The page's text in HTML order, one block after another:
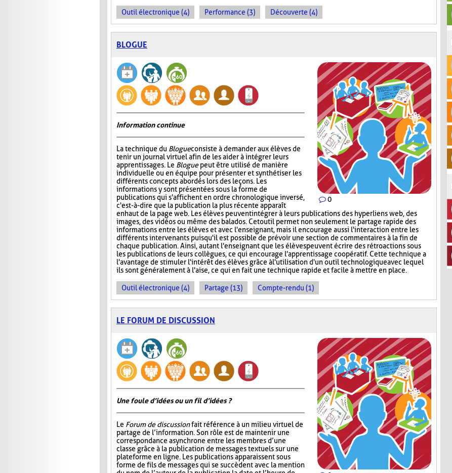
Outil électronique (4) Performance (3) Découverte (4)
BLOGUE
0
Information continue
La technique du Blogueconsiste à demander aux élèves de
tenir un journal virtuel afin de les aider à intégrer leurs
apprentissages. Le Bloguepeut être utilisé de manière
individuelle ou en équipe pour présenter et synthétiser les
différents concepts abordés lors des leçons. Les
informations y sont présentées sous la forme de
publications qui s'affichent en ordre chronologique inversé,
c'est-à-dire que la publication la plus récente apparaît
en haut de la page web. Les élèves peuvent intégrer à leurs publications des hyperliens web, des
images, des vidéos ou même des balados. Cet outil permet non seulement le partage rapide des
informations entre les élèves et avec l'enseignant, mais il encourage aussi l'interaction entre les
différents intervenants puisqu'il est possible de prévoir une section de commentaires à la fin de
chaque publication. Ainsi, autant l'enseignant que les élèves peuvent écrire des rétroactions sous
les publications de leurs collègues, ce qui encourage l'apprentissage coopératif. Cette technique a
l'avantage de stimuler l'intérêt des élèves grâce à l'utilisation d'un outil technologique avec lequel
ils sont généralement à l'aise, ce qui en fait une technique rapide et facile à mettre en place.
Outil électronique (4) Partage (13) Compte-rendu (1)
LE FORUM DE DISCUSSION
Une foule d’idées ou un fil d’idées ?
Le Forum de discussionfait référence à un milieu virtuel de
partage de l’information. Son rôle est de maintenir une
correspondance asynchrone entre les membres d’une
classe grâce à la publication de messages textuels sur une
plateforme en ligne. Les publications apparaissent sous
forme de fils de messages qui se succèdent avec la mention